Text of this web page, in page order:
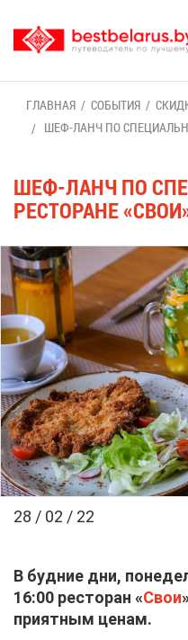
ГЛАВ­НАЯ СО­БЫ­ТИЯ
ШЕФ-ЛАНЧ ПО
ШЕФ-ЛАНЧ ПО
РЕ­СТО­РАНЕ
28 / 02 / 22
В буд­ние дни,
16:00 ре­сто­ран «Свои
при­ят­ным це­нам.